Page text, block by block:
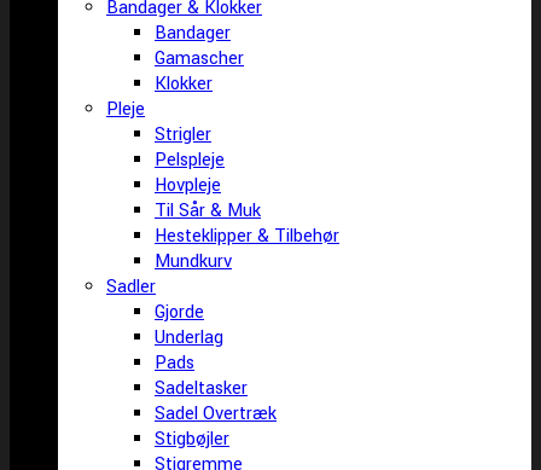
Bandager & Klokker
Bandager
Gamascher
Klokker
Pleje
Strigler
Pelspleje
Hovpleje
Til Sår & Muk
Hesteklipper & Tilbehør
Mundkurv
Sadler
Gjorde
Underlag
Pads
Sadeltasker
Sadel Overtræk
Stigbøjler
Stigremme